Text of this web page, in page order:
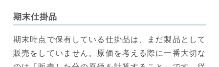
期末仕掛品
期末時点で保有している仕掛品は、まだ製品として
販売をしていません。原価を考える際に一番大切な